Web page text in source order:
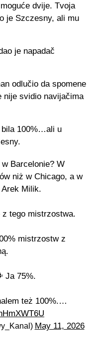
dvije. Tvoja
je Szczesny, ali mu
je napadač
odlučio da spomene
nije svidio navijačima
bila 100%…ali u
Barcelonie? W
niż w Chicago, a w
Milik.
tego mistrzostwa.
mistrzostw z
Ja 75%.
też 100%.…
May 11, 2026